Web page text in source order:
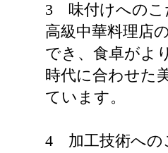
3 味付けへのこ
高級中華料理店
でき、食卓がよ
時代に合わせた
ています。
4 加工技術への